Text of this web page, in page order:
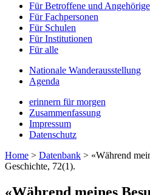
Für Betroffene und Angehörige
Für Fachpersonen
Für Schulen
Für Institutionen
Für alle
Nationale Wanderausstellung
Agenda
erinnern für morgen
Zusammenfassung
Impressum
Datenschutz
Home > Datenbank > «Während
Geschichte, 72(1).